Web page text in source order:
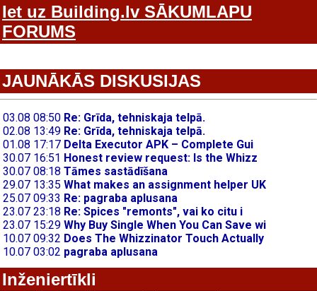
Iet uz Building.lv SĀKUMLAPU
FORUMS
JAUNĀKĀS DISKUSIJAS
Inženiertīkli